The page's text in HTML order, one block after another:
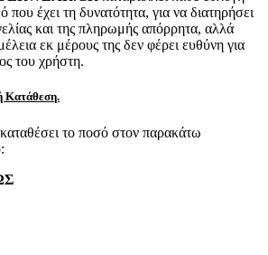
έχει τη δυνατότητα, για να διατηρήσει
και της πληρωμής απόρρητα, αλλά
εκ μέρους της δεν φέρει ευθύνη για
του χρήστη.
Κατάθεση.
το ποσό στον παρακάτω